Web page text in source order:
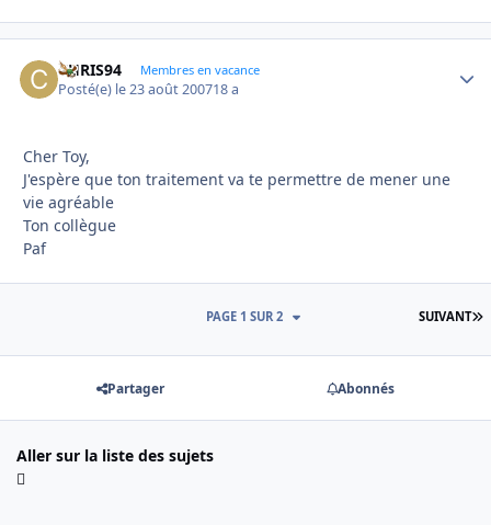
CHRIS94 Membres en vacance
Posté(e) le 23 août 200718 a
Cher Toy,
J'espère que ton traitement va te permettre de mener une
vie agréable
Ton collègue
Paf
SUIVANT
PAGE 1 SUR 2
Partager Abonnés
Aller sur la liste des sujets